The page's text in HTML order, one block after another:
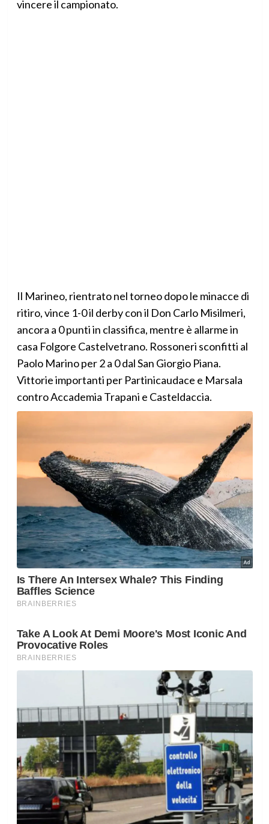
vincere il campionato.
Il Marineo, rientrato nel torneo dopo le minacce di
ritiro, vince 1-0 il derby con il Don Carlo Misilmeri,
ancora a 0 punti in classifica, mentre è allarme in
casa Folgore Castelvetrano. Rossoneri sconfitti al
Paolo Marino per 2 a 0 dal San Giorgio Piana.
Vittorie importanti per Partinicaudace e Marsala
contro Accademia Trapani e Casteldaccia.